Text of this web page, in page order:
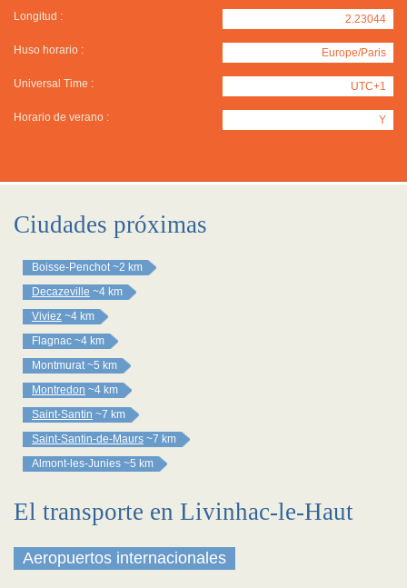
Longitud : 2.23044
Huso horario : Europe/Paris
Universal Time : UTC+1
Horario de verano : Y
Ciudades próximas
Boisse-Penchot ~2 km
Decazeville ~4 km
Viviez ~4 km
Flagnac ~4 km
Montmurat ~5 km
Montredon ~4 km
Saint-Santin ~7 km
Saint-Santin-de-Maurs ~7 km
Almont-les-Junies ~5 km
El transporte en Livinhac-le-Haut
Aeropuertos internacionales